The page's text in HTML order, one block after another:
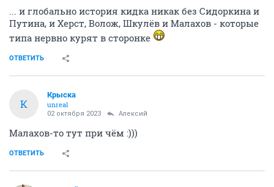
... и глобально история кидка никак без Сидоркина и
Путина, и Херст, Волож, Шкулёв и Малахов - которые
типа нервно курят в сторонке
ОТВЕТИТЬ
К
Крыска
unreal
02 октября 2023 Алексий
Малахов-то тут при чём :)))
ОТВЕТИТЬ